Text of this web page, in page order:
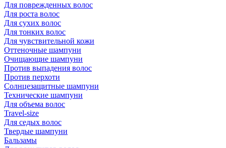
Для поврежденных волос
Для роста волос
Для сухих волос
Для тонких волос
Для чувствительной кожи
Оттеночные шампуни
Очищающие шампуни
Против выпадения волос
Против перхоти
Солнцезащитные шампуни
Технические шампуни
Для объема волос
Travel-size
Для седых волос
Твердые шампуни
Бальзамы